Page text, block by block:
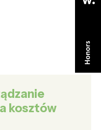
kosztów